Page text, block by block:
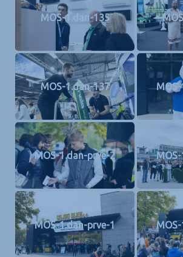
MOS-1.dan-135
MOS-1.dan-137
MOS-1.dan-prve-2
MOS-1.dan-prve-1